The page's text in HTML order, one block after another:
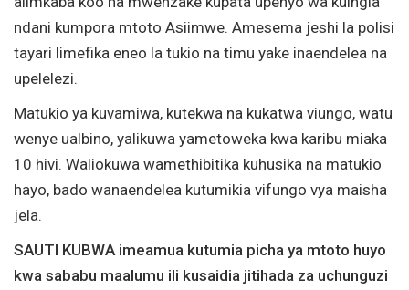
ndani kumpora mtoto Asiimwe. Amesema jeshi la polisi
tayari limefika eneo la tukio na timu yake inaendelea na
upelelezi.
Matukio ya kuvamiwa, kutekwa na kukatwa viungo, watu
wenye ualbino, yalikuwa yametoweka kwa karibu miaka
10 hivi. Waliokuwa wamethibitika kuhusika na matukio
hayo, bado wanaendelea kutumikia vifungo vya maisha
jela.
SAUTI KUBWA imeamua kutumia picha ya mtoto huyo
kwa sababu maalumu ili kusaidia jitihada za uchunguzi